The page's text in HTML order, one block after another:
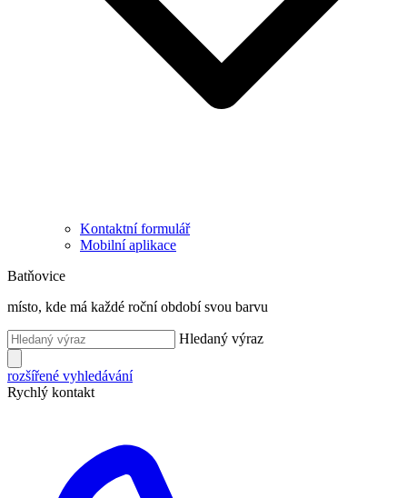
Kontaktní formulář
Mobilní aplikace
Batňovice
místo, kde má každé roční období svou barvu
Hledaný výraz
rozšířené vyhledávání
Rychlý kontakt